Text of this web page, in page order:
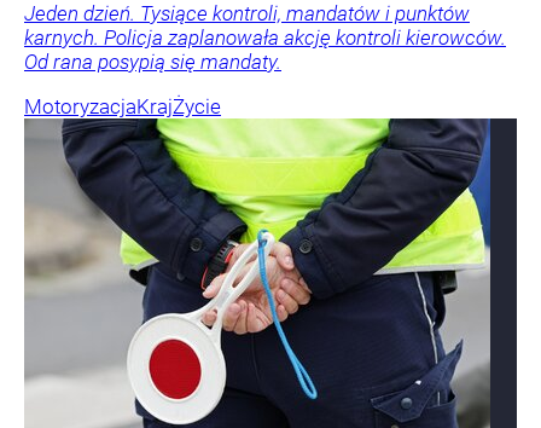
Jeden dzień. Tysiące kontroli, mandatów i punktów
karnych. Policja zaplanowała akcję kontroli kierowców.
Od rana posypią się mandaty.
MotoryzacjaKrajŻycie